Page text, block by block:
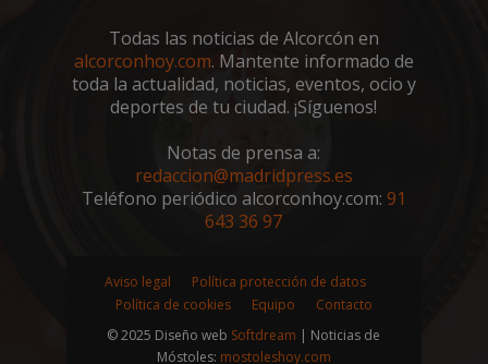
Todas las noticias de Alcorcón en
alcorconhoy.com. Mantente informado de
toda la actualidad, noticias, eventos, ocio y
deportes de tu ciudad. ¡Síguenos!
Notas de prensa a:
redaccion@madridpress.es
Teléfono periódico alcorconhoy.com: 91
643 36 97
Aviso legal
Política protección de datos
Política de cookies
Equipo
Contacto
© 2025 Diseño web Softdream | Noticias de
Móstoles: mostoleshoy.com
.youtube.com